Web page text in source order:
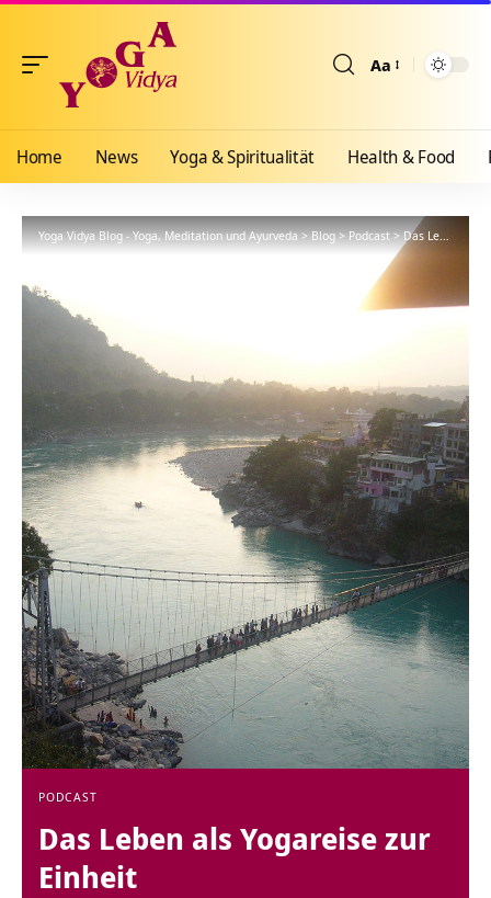
Aa
Home News Yoga & Spiritualität Health & Food
Yoga Vidya Blog - Yoga, Meditation und Ayurveda>Blog>Podcast>Das Leben als Yogareise zur Einheit
PODCAST
Das Leben als Yogareise zur
Einheit